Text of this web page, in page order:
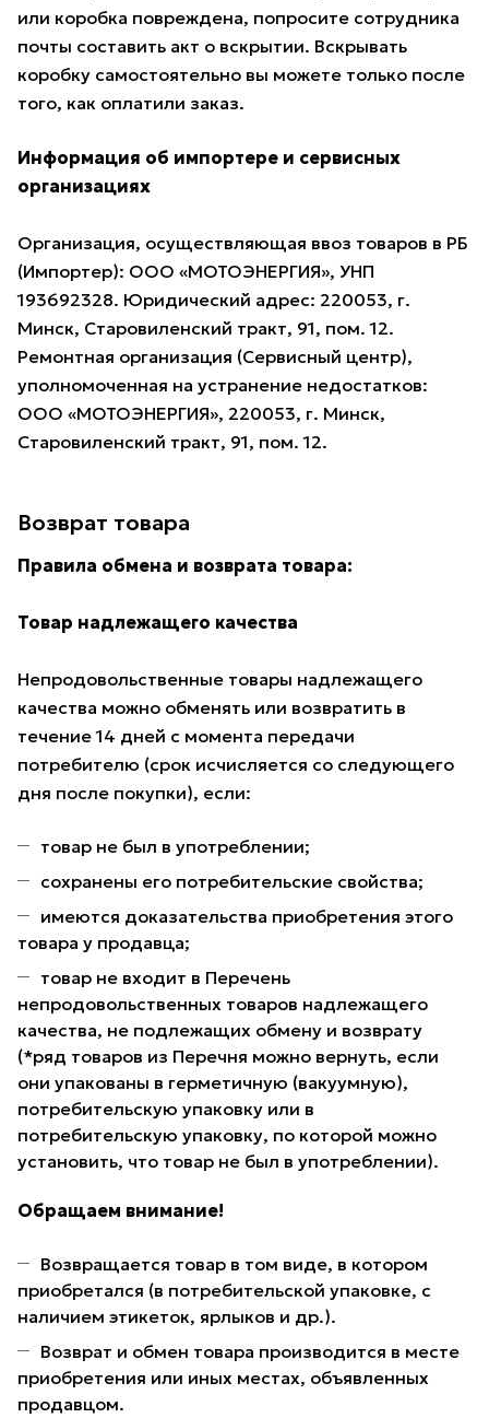
или коробка повреждена, попросите сотрудника
почты составить акт о вскрытии. Вскрывать
коробку самостоятельно вы можете только после
того, как оплатили заказ.
Информация об импортере и сервисных
организациях
Организация, осуществляющая ввоз товаров в РБ
(Импортер): ООО «МОТОЭНЕРГИЯ», УНП
193692328. Юридический адрес: 220053, г.
Минск, Старовиленский тракт, 91, пом. 12.
Ремонтная организация (Сервисный центр),
уполномоченная на устранение недостатков:
ООО «МОТОЭНЕРГИЯ», 220053, г. Минск,
Старовиленский тракт, 91, пом. 12.
Возврат товара
Правила обмена и возврата товара:
Товар надлежащего качества
Непродовольственные товары надлежащего
качества можно обменять или возвратить в
течение 14 дней с момента передачи
потребителю (срок исчисляется со следующего
дня после покупки), если:
товар не был в употреблении;
сохранены его потребительские свойства;
имеются доказательства приобретения этого
товара у продавца;
товар не входит в Перечень
непродовольственных товаров надлежащего
качества, не подлежащих обмену и возврату
(*ряд товаров из Перечня можно вернуть, если
они упакованы в герметичную (вакуумную),
потребительскую упаковку или в
потребительскую упаковку, по которой можно
установить, что товар не был в употреблении).
Обращаем внимание!
Возвращается товар в том виде, в котором
приобретался (в потребительской упаковке, с
наличием этикеток, ярлыков и др.).
Возврат и обмен товара производится в месте
приобретения или иных местах, объявленных
продавцом.